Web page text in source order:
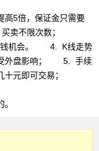
高5倍，保证金只需要
买卖不限次数；
钱机会。 4. K线走势
受外盘影响； 5. 手续
十元即可交易；